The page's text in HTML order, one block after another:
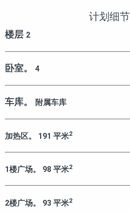
计划细节
楼层 2
卧室。 4
车库。 附属车库
加热区。 191 平米2
1楼广场。 98 平米2
2楼广场。 93 平米2